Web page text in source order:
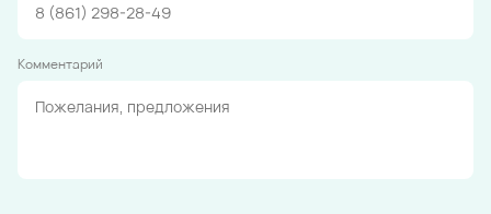
Комментарий